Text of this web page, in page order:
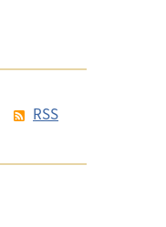
RSS